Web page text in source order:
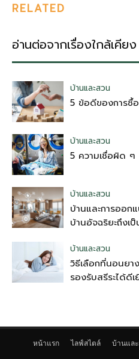
RELATED
อ่านต่อจากเรื่องใกล้เคียง
บ้านและสวน
5 ข้อดีของการซื้อ
บ้านและสวน
5 ความเชื่อผิด ๆ
บ้านและสวน
บ้านและการออ
บ้านอัจฉริยะถึงเ
บ้านและสวน
วิธีเลือกที่นอนย
รองรับสรีระได้ดี
หน้าแรก ไลฟ์สไตล์ บ้านแล